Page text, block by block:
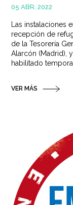
05 ABR, 2022
Las instalaciones
recepción de
de la Tesorería
Alarcón (Madrid),
habilitado
VER MÁS